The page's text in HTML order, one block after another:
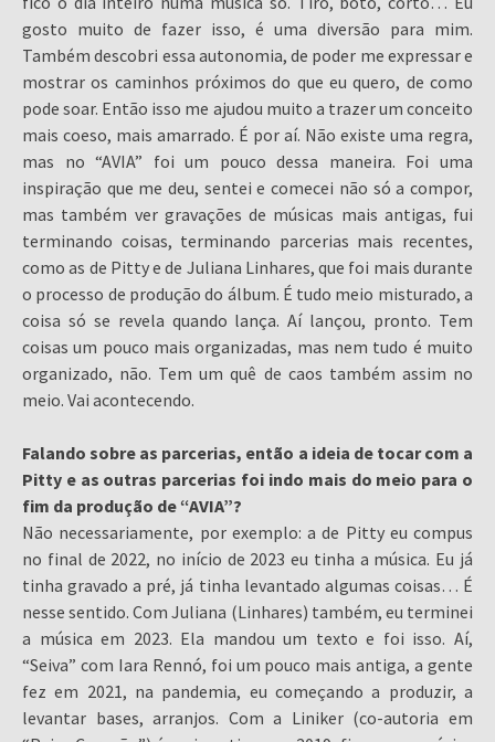
gosto muito de fazer isso, é uma diversão para mim.
Também descobri essa autonomia, de poder me expressar e
mostrar os caminhos próximos do que eu quero, de como
pode soar. Então isso me ajudou muito a trazer um conceito
mais coeso, mais amarrado. É por aí. Não existe uma regra,
mas no “AVIA” foi um pouco dessa maneira. Foi uma
inspiração que me deu, sentei e comecei não só a compor,
mas também ver gravações de músicas mais antigas, fui
terminando coisas, terminando parcerias mais recentes,
como as de Pitty e de Juliana Linhares, que foi mais durante
o processo de produção do álbum. É tudo meio misturado, a
coisa só se revela quando lança. Aí lançou, pronto. Tem
coisas um pouco mais organizadas, mas nem tudo é muito
organizado, não. Tem um quê de caos também assim no
meio. Vai acontecendo.
Falando sobre as parcerias, então a ideia de tocar com a
Pitty e as outras parcerias foi indo mais do meio para o
fim da produção de “AVIA”?
Não necessariamente, por exemplo: a de Pitty eu compus
no final de 2022, no início de 2023 eu tinha a música. Eu já
tinha gravado a pré, já tinha levantado algumas coisas… É
nesse sentido. Com Juliana (Linhares) também, eu terminei
a música em 2023. Ela mandou um texto e foi isso. Aí,
“Seiva” com Iara Rennó, foi um pouco mais antiga, a gente
fez em 2021, na pandemia, eu começando a produzir, a
levantar bases, arranjos. Com a Liniker (co-autoria em